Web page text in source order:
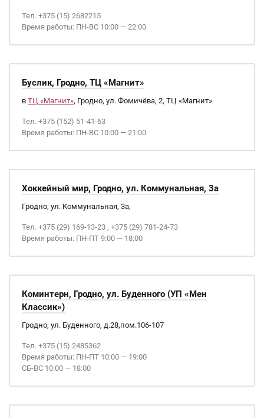
Тел. +375 (15) 2682215
Время работы: ПН-ВС 10:00 — 22:00
Буслик, Гродно, ТЦ «Магнит»
в ТЦ «Магнит», Гродно, ул. Фомичёва, 2, ТЦ «Магнит»
Тел. +375 (152) 51-41-63
Время работы: ПН-ВС 10:00 — 21:00
Хоккейный мир, Гродно, ул. Коммунальная, 3а
Гродно, ул. Коммунальная, 3а,
Тел. +375 (29) 169-13-23 , +375 (29) 781-24-73
Время работы: ПН-ПТ 9:00 — 18:00
Коминтерн, Гродно, ул. Буденного (УП «Мен
Классик»)
Гродно, ул. Буденного, д.28,пом.106-107
Тел. +375 (15) 2485362
Время работы: ПН-ПТ 10:00 — 19:00
СБ-ВС 10:00 — 18:00